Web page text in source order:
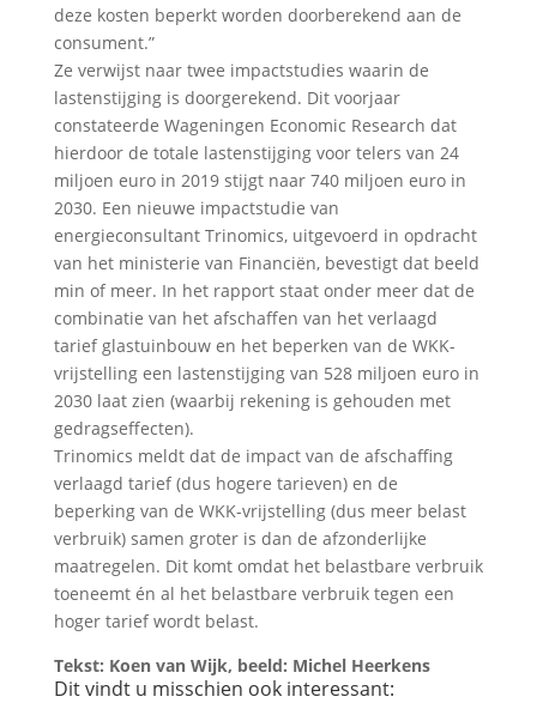
deze kosten beperkt worden doorberekend aan de
consument.”
Ze verwijst naar twee impactstudies waarin de
lastenstijging is doorgerekend. Dit voorjaar
constateerde Wageningen Economic Research dat
hierdoor de totale lastenstijging voor telers van 24
miljoen euro in 2019 stijgt naar 740 miljoen euro in
2030. Een nieuwe impactstudie van
energieconsultant Trinomics, uitgevoerd in opdracht
van het ministerie van Financiën, bevestigt dat beeld
min of meer. In het rapport staat onder meer dat de
combinatie van het afschaffen van het verlaagd
tarief glastuinbouw en het beperken van de WKK-
vrijstelling een lastenstijging van 528 miljoen euro in
2030 laat zien (waarbij rekening is gehouden met
gedragseffecten).
Trinomics meldt dat de impact van de afschaffing
verlaagd tarief (dus hogere tarieven) en de
beperking van de WKK-vrijstelling (dus meer belast
verbruik) samen groter is dan de afzonderlijke
maatregelen. Dit komt omdat het belastbare verbruik
toeneemt én al het belastbare verbruik tegen een
hoger tarief wordt belast.
Tekst: Koen van Wijk, beeld: Michel Heerkens
Dit vindt u misschien ook interessant: